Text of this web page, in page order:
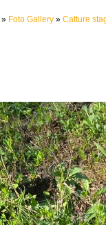
» Foto Gallery » Catture